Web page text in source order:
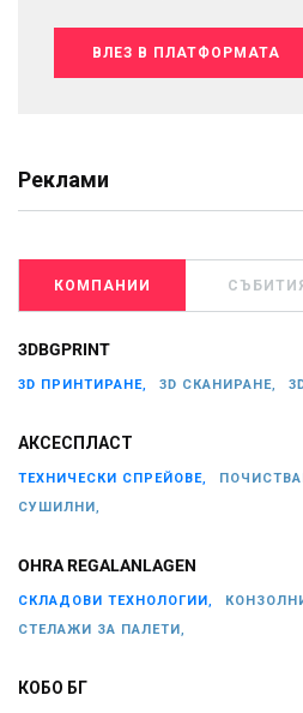
ВЛЕЗ В ПЛАТФОРМАТА
Реклами
КОМПАНИИ
3DBGPRINT
3D ПРИНТИРАНЕ, 3D СКАНИРАНЕ,
АКСЕСПЛАСТ
ТЕХНИЧЕСКИ СПРЕЙОВЕ,
СУШИЛНИ,
OHRA REGALANLAGEN
СКЛАДОВИ ТЕХНОЛОГИИ,
СТЕЛАЖИ ЗА ПАЛЕТИ,
КОБО БГ